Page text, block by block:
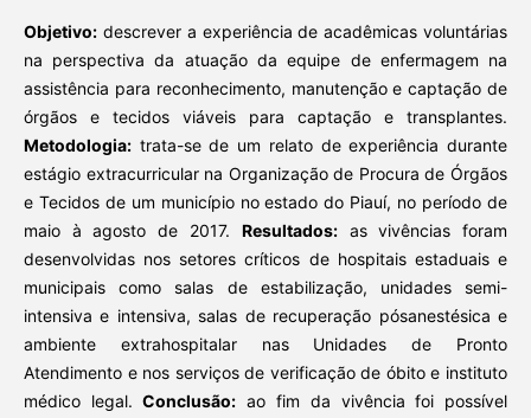
Objetivo:descrever a experiência de acadêmicas voluntárias
na perspectiva da atuação da equipe de enfermagem na
assistência para reconhecimento, manutenção e captação de
órgãos e tecidos viáveis para captação e transplantes.
Metodologia:trata-se de um relato de experiência durante
estágio extracurricular na Organização de Procura de Órgãos
e Tecidos de um município no estado do Piauí, no período de
maio à agosto de 2017. Resultados:as vivências foram
desenvolvidas nos setores críticos de hospitais estaduais e
municipais como salas de estabilização, unidades semi-
intensiva e intensiva, salas de recuperação pósanestésica e
ambiente extrahospitalar nas Unidades de Pronto
Atendimento e nos serviços de verificação de óbito e instituto
médico legal.Conclusão: ao fim da vivência foi possível